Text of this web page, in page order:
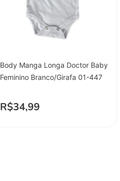
Body Manga Longa Doctor Baby
Feminino Branco/Girafa 01-447
R$34,99